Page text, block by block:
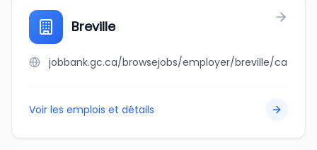
Breville
jobbank.gc.ca/browsejobs/employer/breville/ca
Voir les emplois et détails